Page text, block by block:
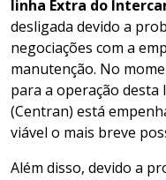
linha Extra do
desligada devido a
negociações com a
manutenção. No
para a operação
(Centran) está
viável o mais breve
Além disso, devido a